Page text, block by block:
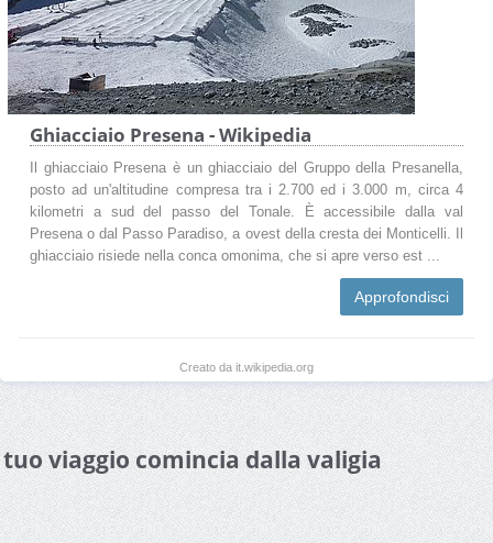
Ghiacciaio Presena - Wikipedia
Il ghiacciaio Presena è un ghiacciaio del Gruppo della Presanella,
posto ad un'altitudine compresa tra i 2.700 ed i 3.000 m, circa 4
kilometri a sud del passo del Tonale. È accessibile dalla val
Presena o dal Passo Paradiso, a ovest della cresta dei Monticelli. Il
ghiacciaio risiede nella conca omonima, che si apre verso est ...
Approfondisci
Creato da it.wikipedia.org
viaggio comincia dalla valigia